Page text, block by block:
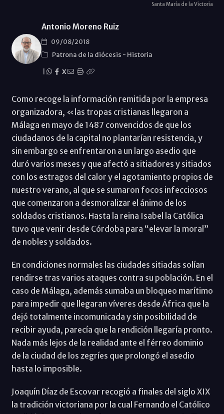
Santa María de la Victoria
Antonio Moreno Ruiz
09/08/2018
Patrona de la diócesis - Historia
X
Como recoge la información remitida por la empresa
organizadora, «las tropas cristianas llegaron a
Málaga en mayo de 1487 convencidos de que los
ciudadanos de la capital no plantarían resistencia, y
sin embargo se enfrentaron a un largo asedio que
duró varios meses y que afectó a sitiadores y sitiados
con los estragos del calor y el agotamiento propios de
nuestro verano, al que se sumaron focos infecciosos
que comenzaron a desmoralizar el ánimo de los
soldados cristianos. Hasta la reina Isabel la Católica
tuvo que venir desde Córdoba para “elevar la moral”
de nobles y soldados.
En condiciones normales las ciudades sitiadas solían
rendirse tras varios ataques contra su población. En el
caso de Málaga, además sumaba un bloqueo marítimo
para impedir que llegaran víveres desde África que la
dejó totalmente incomunicada y sin posibilidad de
recibir ayuda, parecía que la rendición llegaría pronto.
Nada más lejos de la realidad ante el férreo dominio
de la ciudad de los zegríes que prolongó el asedio
hasta lo imposible.
Joaquín Díaz de Escovar recogió a finales del siglo XIX
la tradición victoriana por la cual Fernando el Católico